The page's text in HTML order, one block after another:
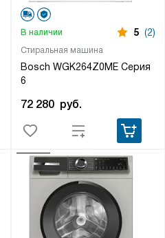
Стиральная машина
Bosch WGK264Z0ME Серия
6
В наличии 5 (2)
72 280 руб.